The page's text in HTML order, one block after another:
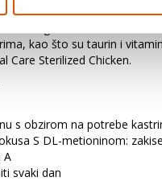
KattovitVital Care
toga, Kattovit Vital
kao što su taurin i
Care Sterilized Chicken.
s obzirom na potrebe
S DL-metioninom:
A
svaki dan